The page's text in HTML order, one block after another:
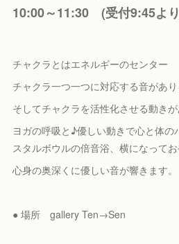
10:00～11:30 (受付9:45よ
チャクラとはエネルギーのセンター
チャクラ一つ一つに対応する音があり
そしてチャクラを活性化させる動きが
ヨガの呼吸と♪優しい動きで心と体の
スタルボウルの倍音浴、横になってお
心身の奥深くに優しい音が響きます。
● 場所 gallery Ten→Sen